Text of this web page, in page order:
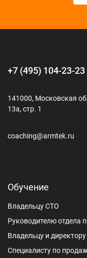
+7 (495) 104-23-23
141000, Московская
13а, стр. 1
coaching@armtek.ru
Обучение
Владельцу СТО
Руководителю отдела
Владельцу и
Специалисту по